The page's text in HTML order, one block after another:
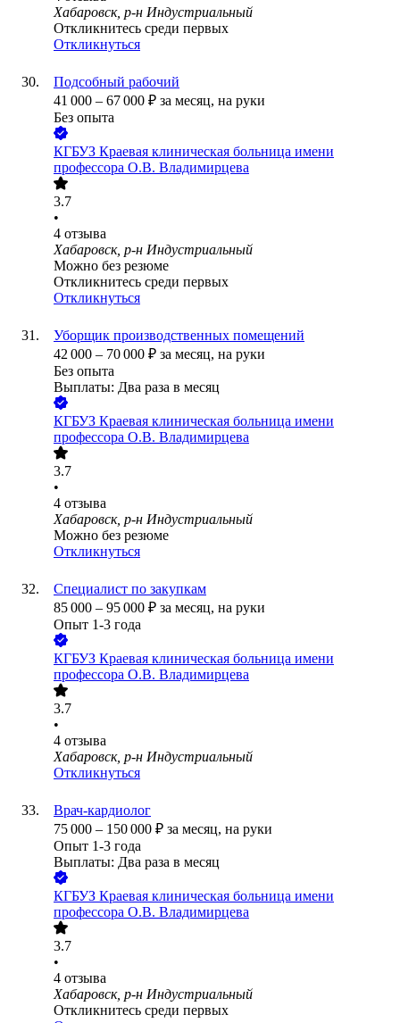
Хабаровск, р-н Индустриальный
Откликнитесь среди первых
Откликнуться
Подсобный рабочий
41 000 – 67 000 ₽ за месяц, на руки
Без опыта
КГБУЗ Краевая клиническая больница имени
профессора О.В. Владимирцева
3.7
•
4 отзыва
Хабаровск, р-н Индустриальный
Можно без резюме
Откликнитесь среди первых
Откликнуться
Уборщик производственных помещений
42 000 – 70 000 ₽ за месяц, на руки
Без опыта
Выплаты: Два раза в месяц
КГБУЗ Краевая клиническая больница имени
профессора О.В. Владимирцева
3.7
•
4 отзыва
Хабаровск, р-н Индустриальный
Можно без резюме
Откликнуться
Специалист по закупкам
85 000 – 95 000 ₽ за месяц, на руки
Опыт 1-3 года
КГБУЗ Краевая клиническая больница имени
профессора О.В. Владимирцева
3.7
•
4 отзыва
Хабаровск, р-н Индустриальный
Откликнуться
Врач-кардиолог
75 000 – 150 000 ₽ за месяц, на руки
Опыт 1-3 года
Выплаты: Два раза в месяц
КГБУЗ Краевая клиническая больница имени
профессора О.В. Владимирцева
3.7
•
4 отзыва
Хабаровск, р-н Индустриальный
Откликнитесь среди первых